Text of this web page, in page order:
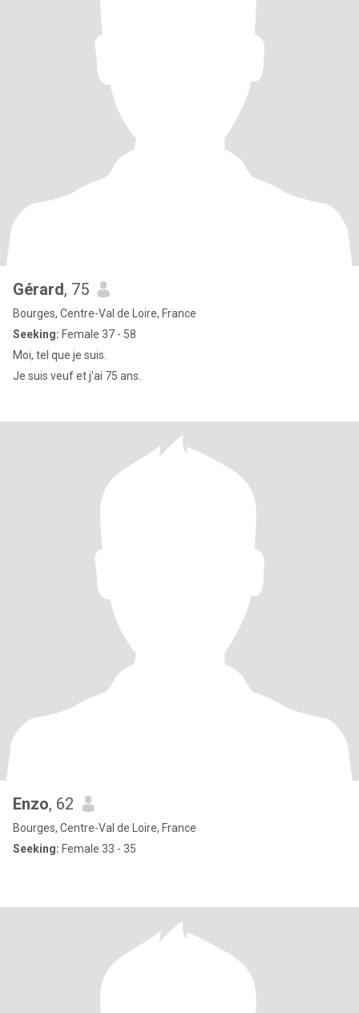
Gérard, 75
Bourges, Centre-Val de Loire, France
Seeking: Female 37 - 58
Moi, tel que je suis.
Je suis veuf et j'ai 75 ans.
Enzo, 62
Bourges, Centre-Val de Loire, France
Seeking: Female 33 - 35